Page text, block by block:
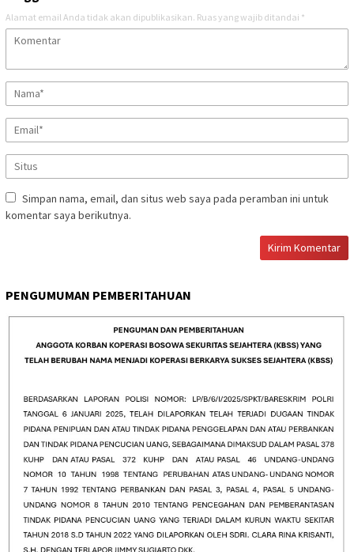
Alamat email Anda tidak akan dipublikasikan. Ruas yang wajib ditandai *
Simpan nama, email, dan situs web saya pada peramban ini untuk
komentar saya berikutnya.
PENGUMUMAN PEMBERITAHUAN